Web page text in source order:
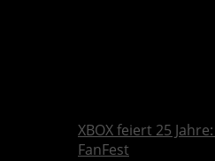
XBOX feiert 25
FanFest